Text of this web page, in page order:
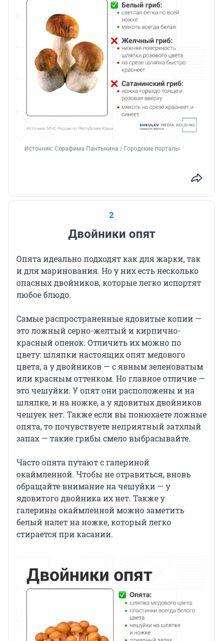
Источник: Серафима Пантыкина / Городские порталы
2
Двойники опят
Опята идеально подходят как для жарки, так
и для маринования. Но у них есть несколько
опасных двойников, которые легко испортят
любое блюдо.
Самые распространенные ядовитые копии —
это ложный серно-желтый и кирпично-
красный опенок. Отличить их можно по
цвету: шляпки настоящих опят медового
цвета, а у двойников — с явным зеленоватым
или красным оттенком. Но главное отличие —
это чешуйки. У опят они расположены и на
шляпке, и на ножке, а у ядовитых двойников
чешуек нет. Также если вы понюхаете ложные
опята, то почувствуете неприятный затхлый
запах — такие грибы смело выбрасывайте.
Часто опята путают с галериной
окаймленной. Чтобы не отравиться, вновь
обращайте внимание на чешуйки — у
ядовитого двойника их нет. Также у
галерины окаймленной можно заметить
белый налет на ножке, который легко
стирается при касании.